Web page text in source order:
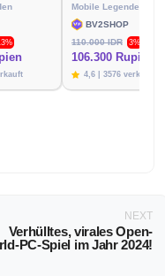
Mobile Legenden
BV2SHOP
110.000 IDR
3%
106.300 Rupien
4,6 | 3576 verkauft
NEXT
Verhülltes, virales Open-
PC-Spiel im Jahr 2024!